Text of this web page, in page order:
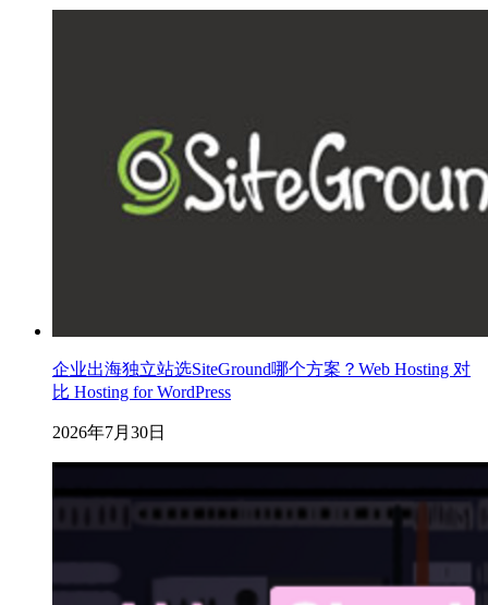
企业出海独立站选SiteGround哪个方案？Web Hosting 对
比 Hosting for WordPress
2026年7月30日